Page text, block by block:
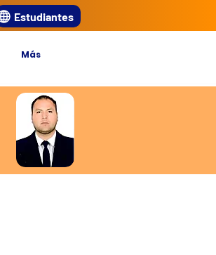
Estudiantes
Más